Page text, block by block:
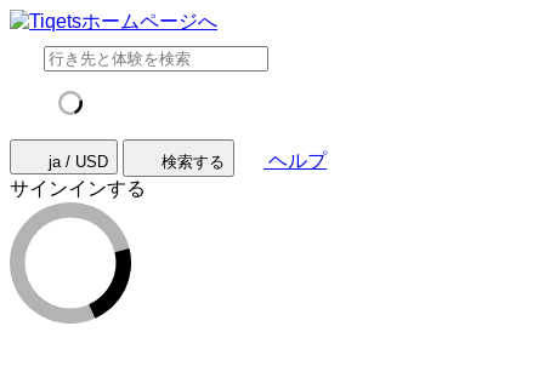
ja / USD 検索する
ヘルプ
サインインする